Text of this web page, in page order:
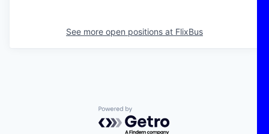
See more open positions at FlixBus
Powered by Getro.com